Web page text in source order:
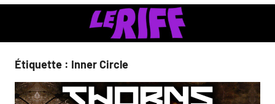
Étiquette : Inner Circle